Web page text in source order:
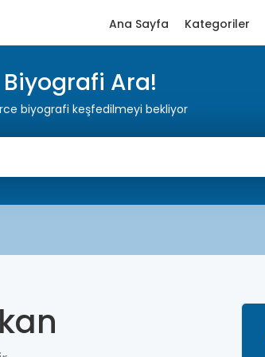
Ana Sayfa Kategoriler
Biyografi Ara!
biyografi keşfedilmeyi bekliyor